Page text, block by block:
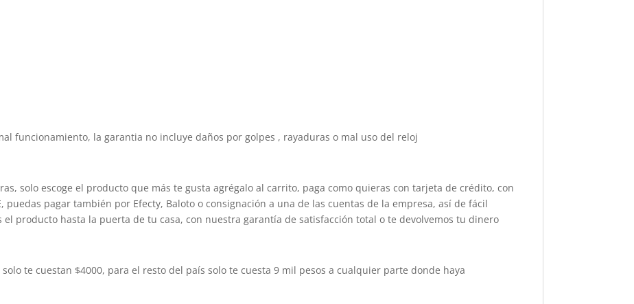
funcionamiento, la garantia no incluye daños por golpes , rayaduras o mal uso del reloj
solo escoge el producto que más te gusta agrégalo al carrito, paga como quieras con tarjeta de crédito, con
puedas pagar también por Efecty, Baloto o consignación a una de las cuentas de la empresa, así de fácil
el producto hasta la puerta de tu casa, con nuestra garantía de satisfacción total o te devolvemos tu dinero
te cuestan $4000, para el resto del país solo te cuesta 9 mil pesos a cualquier parte donde haya